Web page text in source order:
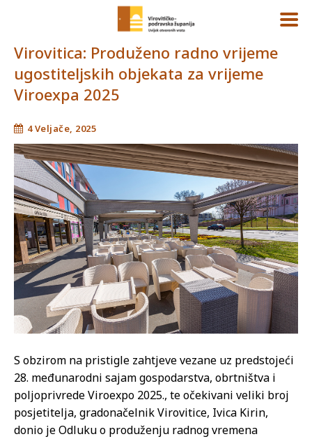
Virovitica: Produženo radno vrijeme
ugostiteljskih objekata za vrijeme
Viroexpa 2025
4 Veljače, 2025
S obzirom na pristigle zahtjeve vezane uz predstojeći
28. međunarodni sajam gospodarstva, obrtništva i
poljoprivrede Viroexpo 2025., te očekivani veliki broj
posjetitelja, gradonačelnik Virovitice, Ivica Kirin,
donio je Odluku o produženju radnog vremena